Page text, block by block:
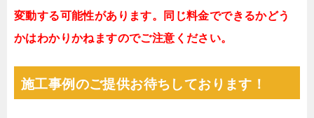
変動する可能性があります。同じ料金でできるかどう
かはわかりかねますのでご注意ください。
施工事例のご提供お待ちしております！